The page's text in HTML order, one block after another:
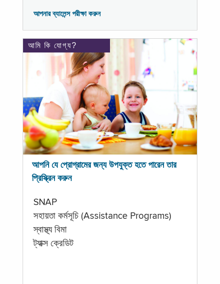
আপনার ব্যালেন্স পরীক্ষা করুন
আমি কি যোগ্য?
আপনি যে প্রোগ্রামের জন্য উপযুক্ত হতে পারেন তার
প্রিস্ক্রিন করুন
SNAP
সহায়তা কর্মসূচি (Assistance Programs)
স্বাস্থ্য বিমা
ট্যাক্স ক্রেডিট